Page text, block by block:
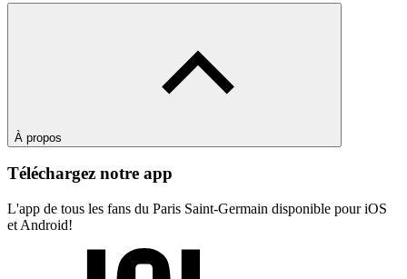
À propos
Téléchargez notre app
L'app de tous les fans du Paris Saint-Germain disponible pour iOS
et Android!